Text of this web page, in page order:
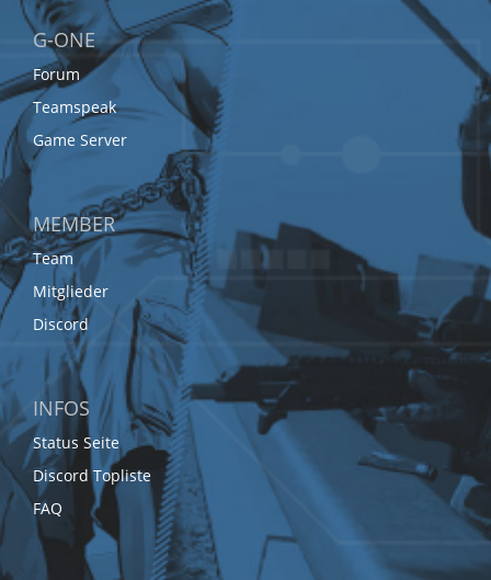
G-ONE
Forum
Teamspeak
Game Server
MEMBER
Team
Mitglieder
Discord
INFOS
Status Seite
Discord Topliste
FAQ